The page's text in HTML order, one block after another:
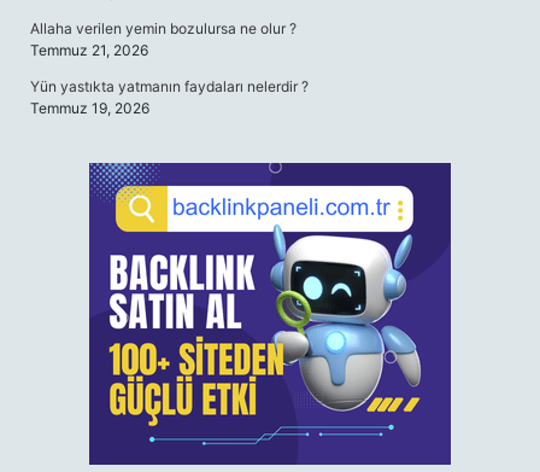
Allaha verilen yemin bozulursa ne olur ?
Temmuz 21, 2026
Yün yastıkta yatmanın faydaları nelerdir ?
Temmuz 19, 2026